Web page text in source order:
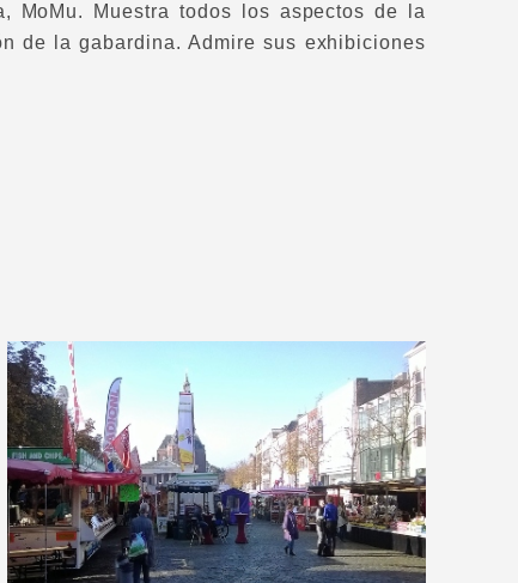
MoMu. Muestra todos los aspectos de la
de la gabardina. Admire sus exhibiciones